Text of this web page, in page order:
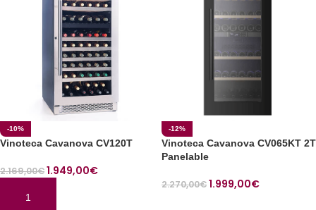
-10%
Vinoteca Cavanova CV120T
2.169,00€1.949,00€
AÑADIR AL CARRITO
-12%
Vinoteca Cavanova CV065KT 2T
Panelable
2.270,00€1.999,00€